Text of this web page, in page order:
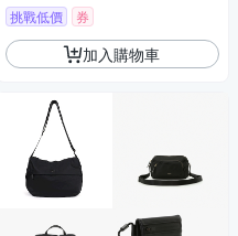
挑戰低價 券
加入購物車